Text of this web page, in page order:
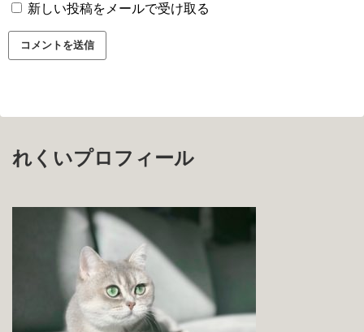
新しい投稿をメールで受け取る
れくいプロフィール